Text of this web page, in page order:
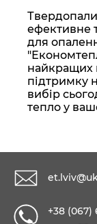
ефективне
для
найкращих
підтримку
вибір
тепло у
+38 (067)